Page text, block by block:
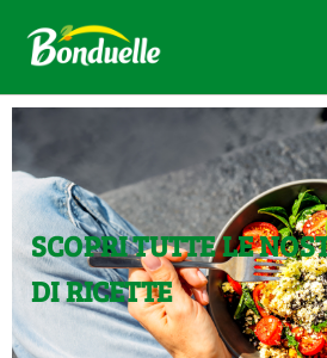
SCOPRI TUTTE LE
DI RICETTE